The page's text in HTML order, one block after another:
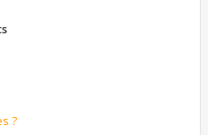
?